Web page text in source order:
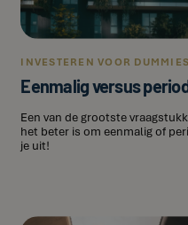
INVESTEREN VOOR DUMMIES
Eenmalig versus
Een van de grootste
het beter is om eenmalig of
je uit!